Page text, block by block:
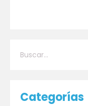
Categorías